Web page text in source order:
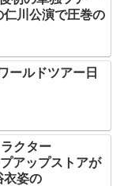
川公演で圧巻の
ールドツアー日
クター
アップストアが
衣姿の